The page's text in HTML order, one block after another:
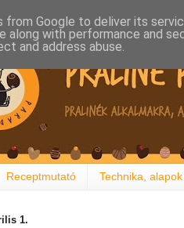
Receptmutató Technika, alapok
1.
from Google to deliver its
along with performance and
and address abuse.